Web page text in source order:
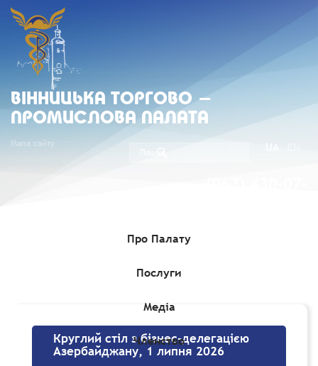
ВIННИЦЬКА ТОРГОВО -
ПРОМИСЛОВА ПАЛАТА
Мапа сайту
Про Палату
Послуги
Медіа
Членство
Семінари, навчання, зустрічі, конференції
Круглий стіл з бізнес-делегацією
Азербайджану, 1 липня 2026